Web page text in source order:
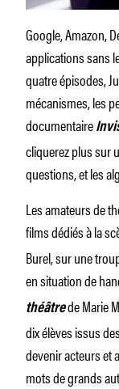
Google, Amazon,
applications sans
quatre épisodes,
mécanismes, les
documentaire
cliquerez plus sur
questions, et les
Les amateurs de
films dédiés à la
Burel, sur une
en situation de
théâtrede Marie
dix élèves issus
devenir acteurs et
mots de grands